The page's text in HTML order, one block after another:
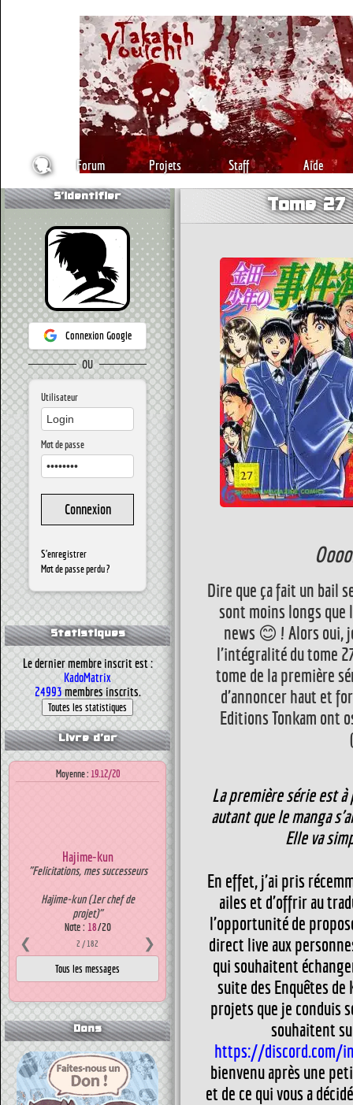
Forum Projets Staff Aide
S'identifier
Connexion Google
OU
Utilisateur
Mot de passe
S'enregistrer
Mot de passe perdu ?
Statistiques
Le dernier membre inscrit est :
KadoMatrix
24993 membres inscrits.
Livre d'or
Moyenne : 19.12/20
Hajime-kun
"Felicitations, mes successeurs
Hajime-kun (1er chef de
projet)"
Note : 18/20
❮ 2 / 182 ❯
Dons
Tome
Dire que ça fait un bail
sont moins longs que
news 😊 ! Alors oui,
l'intégralité du tome
tome de la première
d'annoncer haut et
Editions Tonkam ont
La première série est
autant que le manga
Elle va
En effet, j'ai pris
ailes et d'offrir au
l'opportunité de
direct live aux
qui souhaitent
suite des Enquêtes
projets que je conduis
souhaitent
https://discord.com/
bienvenu après une
et de ce qui vous a